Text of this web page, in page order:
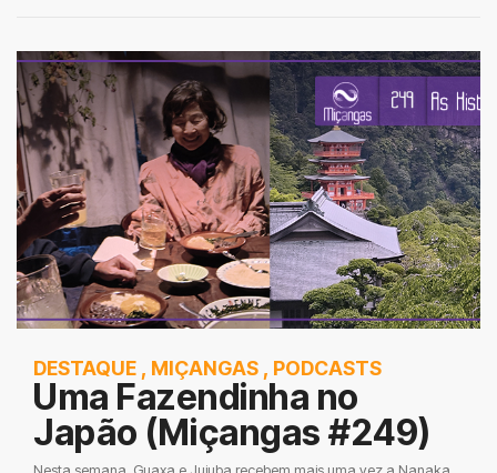
DESTAQUE , MIÇANGAS , PODCASTS
Uma Fazendinha no
Japão (Miçangas #249)